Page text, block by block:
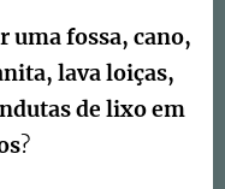
uma fossa, cano,
lava loiças,
de lixo em
?